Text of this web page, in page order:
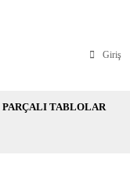
Giriş
PARÇALI TABLOLAR